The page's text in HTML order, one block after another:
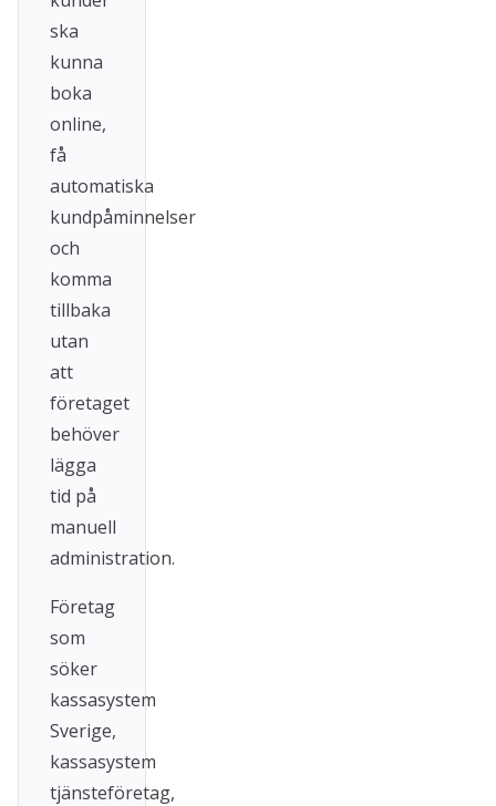
ska
kunna
boka
online,
få
automatiska
kundpåminnelser
och
komma
tillbaka
utan
att
företaget
behöver
lägga
tid på
manuell
administration.
Företag
som
söker
kassasystem
Sverige,
kassasystem
tjänsteföretag,